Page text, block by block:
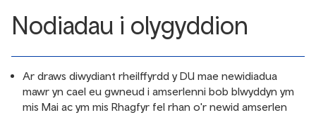
Nodiadau i olygyddion
Ar draws diwydiant rheilffyrdd y DU mae newidiadua
mawr yn cael eu gwneud i amserlenni bob blwyddyn ym
mis Mai ac ym mis Rhagfyr fel rhan o'r newid amserlen